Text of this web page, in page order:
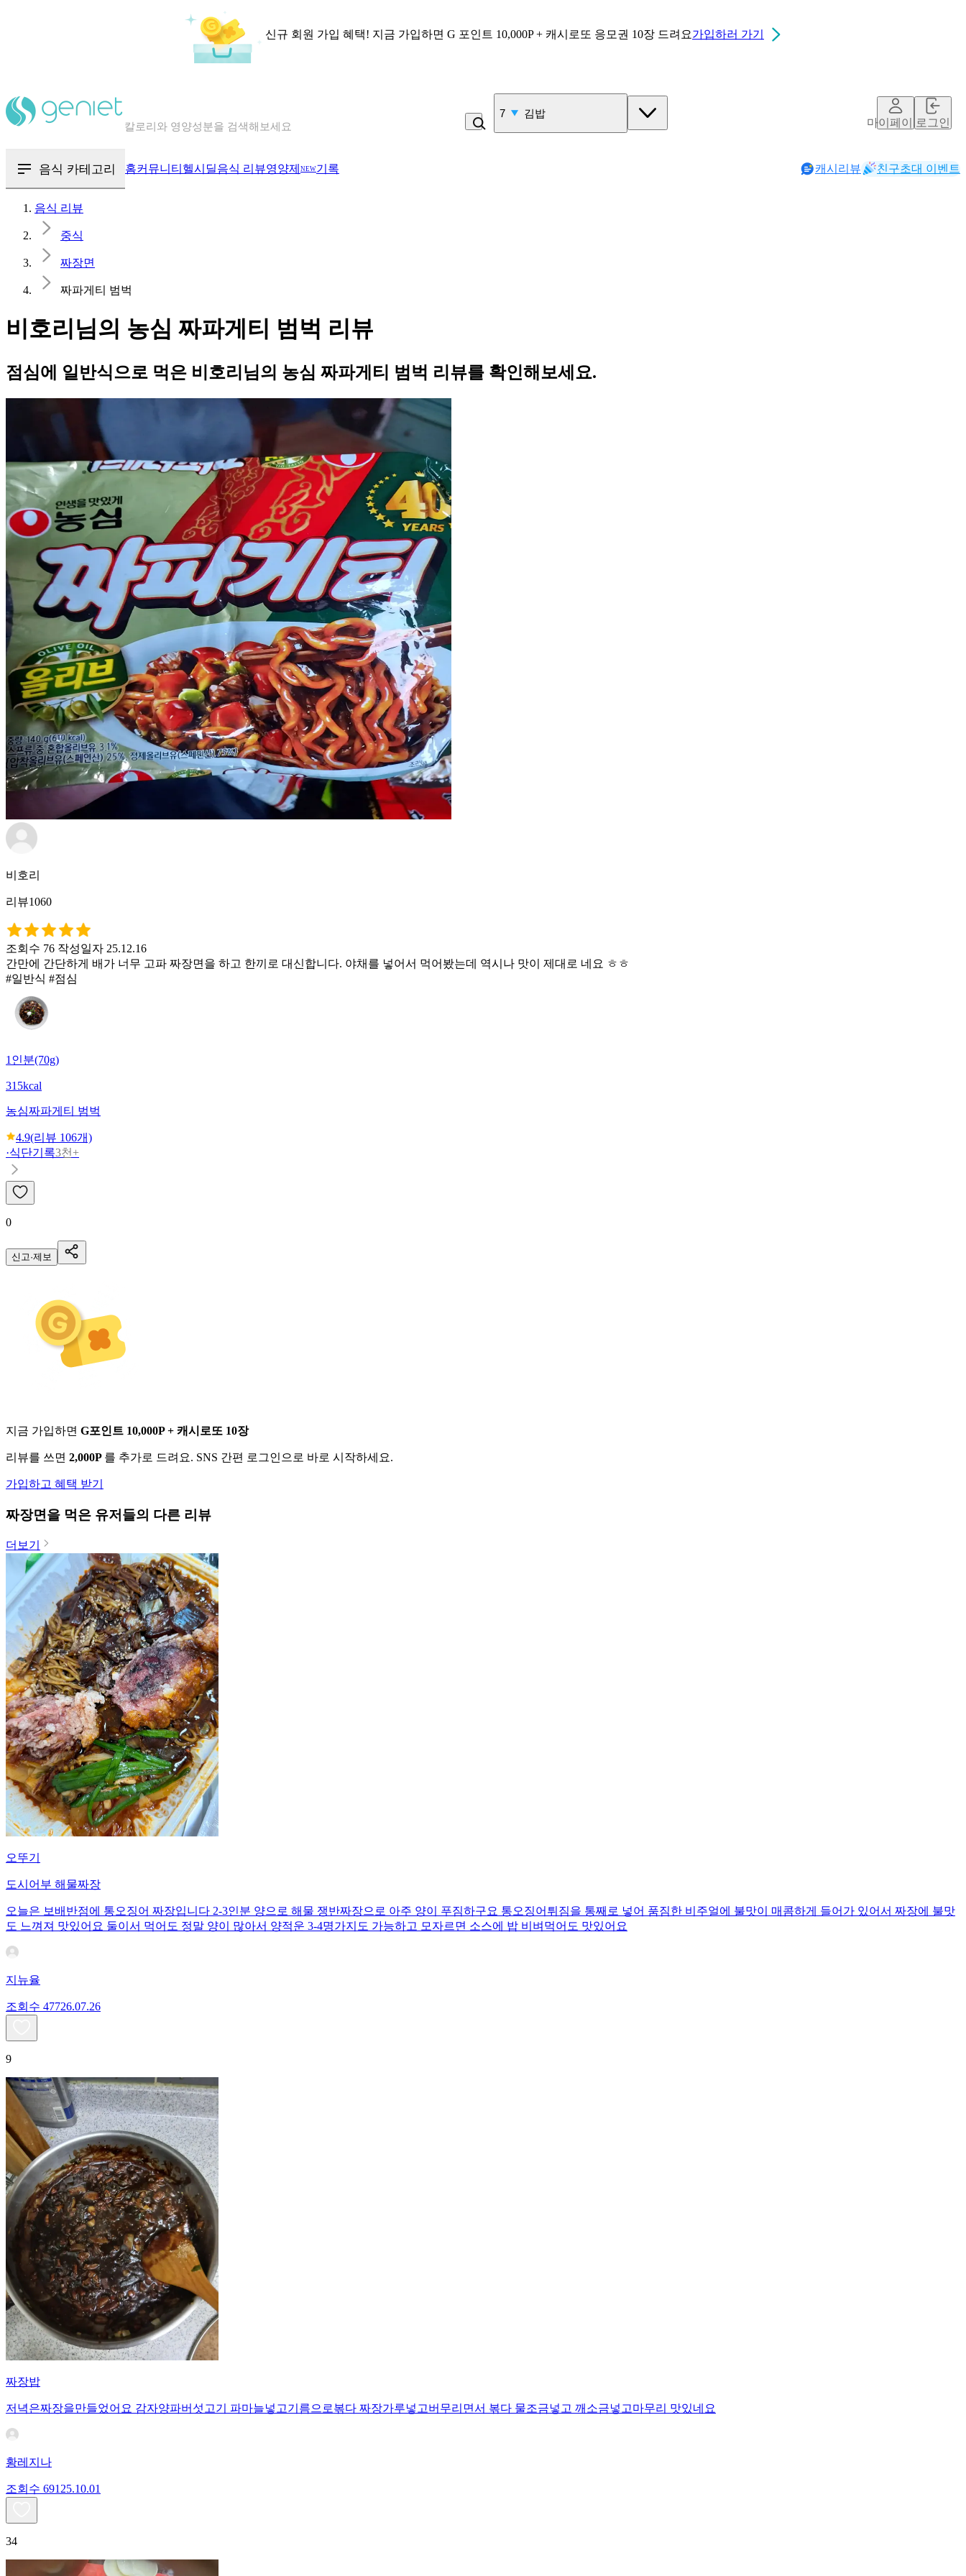
신규 회원 가입 혜택! 지금 가입하면 G 포인트 10,000P + 캐시로또 응모권 10장 드려요가입하러 가기
혈당 · 다이어트 음식 검색해보세요
7 김밥
마이페이지로그인
음식 카테고리 홈커뮤니티 헬시딜음식 리뷰영양제 NEW기록 캐시리뷰 친구초대 이벤트
음식 리뷰
중식
짜장면
짜파게티 범벅
비호리님의 농심 짜파게티 범벅 리뷰
점심에 일반식으로 먹은 비호리님의 농심 짜파게티 범벅 리뷰를 확인해보세요.
비호리
리뷰1060
조회수 76 작성일자 25.12.16
간만에 간단하게 배가 너무 고파 짜장면을 하고 한끼로 대신합니다. 야채를 넣어서 먹어봤는데 역시나 맛이 제대로 네요 ㅎㅎ
#일반식 #점심
1인분(70g)
315kcal
농심짜파게티 범벅
4.9(리뷰 106개)
·식단기록3천+
0
신고·제보
지금 가입하면 G포인트 10,000P + 캐시로또 10장
리뷰를 쓰면 2,000P 를 추가로 드려요. SNS 간편 로그인으로 바로 시작하세요.
가입하고 혜택 받기
짜장면 을 먹은 유저들의 다른 리뷰
더보기
오뚜기
도시어부 해물짜장
오늘은 보배반점에 통오징어 짜장입니다 2-3인분 양으로 해물 쟁반짜장으로 아주 양이 푸짐하구요 통오징어튀짐을 통째로 넣어 품짐한 비주얼에 불맛이 매콤하게 들어가 있어서 짜장에 불맛
도 느껴져 맛있어요 둘이서 먹어도 정말 양이 많아서 양적운 3-4명가지도 가능하고 모자르면 소스에 밥 비벼먹어도 맛있어요
지뉴율
조회수 47726.07.26
9
짜장밥
저녁은짜장을만들었어요 감자양파버섯고기 파마늘넣고기름으로볶다 짜장가루넣고버무리면서 볶다 물조금넣고 깨소금넣고마무리 맛있네요
황레지나
조회수 691 25.10.01
34